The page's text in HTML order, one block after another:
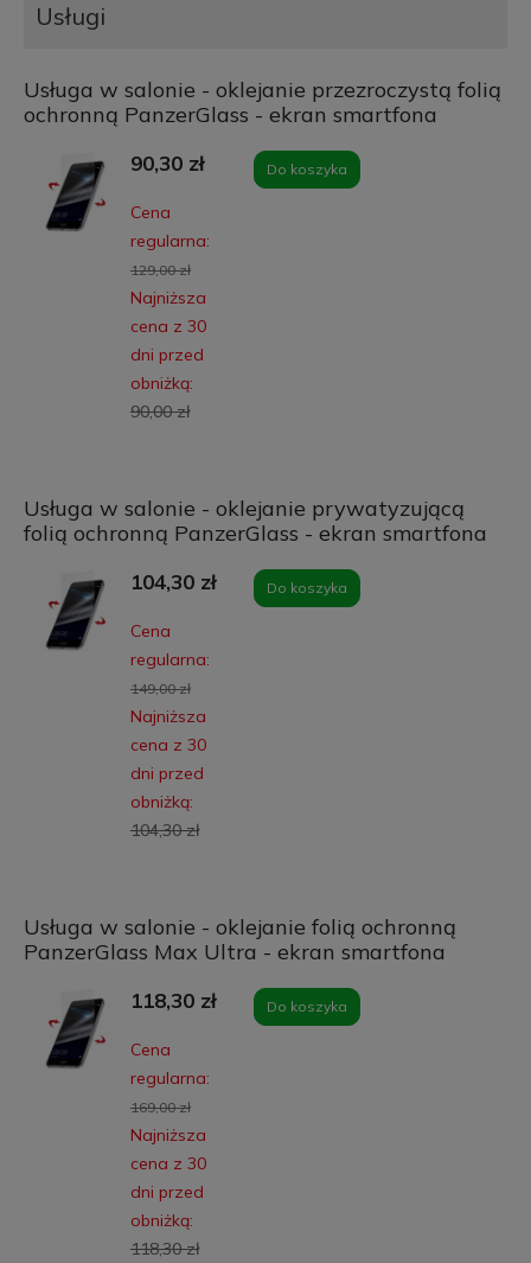
Usługi
Usługa w salonie - oklejanie przezroczystą folią
ochronną PanzerGlass - ekran smartfona
90,30 zł
Cena
regularna:
129,00 zł
Najniższa
cena z 30
dni przed
obniżką:
90,00 zł
Do koszyka
Usługa w salonie - oklejanie prywatyzującą
folią ochronną PanzerGlass - ekran smartfona
104,30 zł
Cena
regularna:
149,00 zł
Najniższa
cena z 30
dni przed
obniżką:
104,30 zł
Do koszyka
Usługa w salonie - oklejanie folią ochronną
PanzerGlass Max Ultra - ekran smartfona
118,30 zł
Cena
regularna:
169,00 zł
Najniższa
cena z 30
dni przed
obniżką:
118,30 zł
Do koszyka